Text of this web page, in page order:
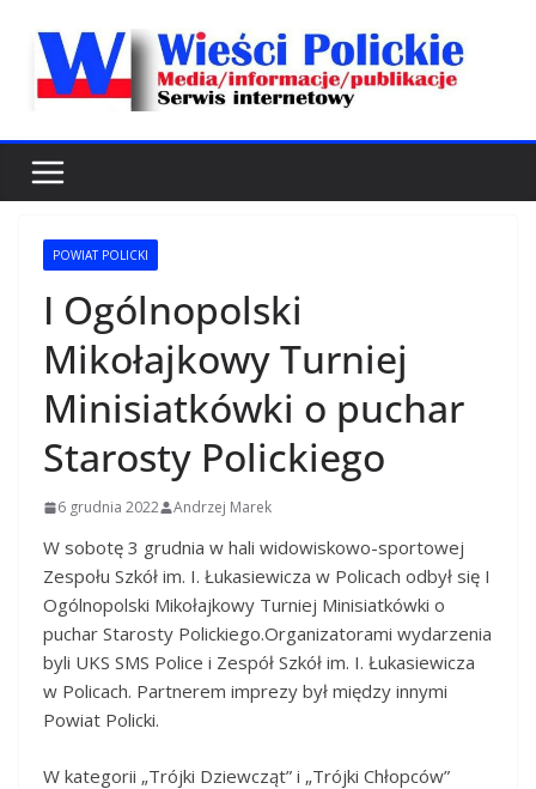
POWIAT POLICKI
I Ogólnopolski
Mikołajkowy Turniej
Minisiatkówki o puchar
Starosty Polickiego
6 grudnia 2022 Andrzej Marek
W sobotę 3 grudnia w hali widowiskowo-sportowej
Zespołu Szkół im. I. Łukasiewicza w Policach odbył się I
Ogólnopolski Mikołajkowy Turniej Minisiatkówki o
puchar Starosty Polickiego.Organizatorami wydarzenia
byli UKS SMS Police i Zespół Szkół im. I. Łukasiewicza
w Policach. Partnerem imprezy był między innymi
Powiat Policki.
W kategorii „Trójki Dziewcząt” i „Trójki Chłopców”